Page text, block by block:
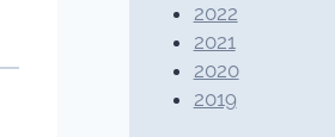
2022
2021
2020
2019